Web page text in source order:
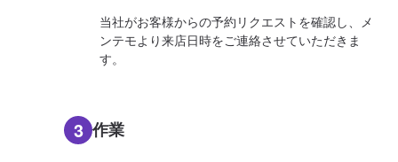
当社がお客様からの予約リクエストを確認し、メ
ンテモより来店日時をご連絡させていただきま
す。
3 作業